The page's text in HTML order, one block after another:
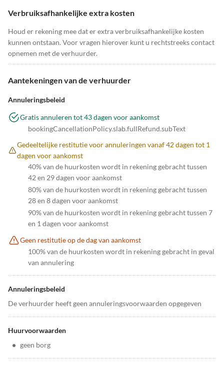
Verbruiksafhankelijke extra kosten
Houd er rekening mee dat er extra verbruiksafhankelijke kosten
kunnen ontstaan. Voor vragen hierover kunt u rechtstreeks contact
opnemen met de verhuurder.
Aantekeningen van de verhuurder
Annuleringsbeleid
Gratis annuleren tot 43 dagen voor aankomst
bookingCancellationPolicy.slab.fullRefund.subText
Gedeeltelijke restitutie voor annuleringen vanaf 42 dagen tot 1
dagen voor aankomst
40% van de huurkosten wordt in rekening gebracht tussen
42 en 29 dagen voor aankomst
80% van de huurkosten wordt in rekening gebracht tussen
28 en 8 dagen voor aankomst
90% van de huurkosten wordt in rekening gebracht tussen 7
en 1 dagen voor aankomst
Geen restitutie op de dag van aankomst
100% van de huurkosten wordt in rekening gebracht in geval
van annulering
Annuleringsbeleid
De verhuurder heeft geen annuleringsvoorwaarden opgegeven
Huurvoorwaarden
• geen borg